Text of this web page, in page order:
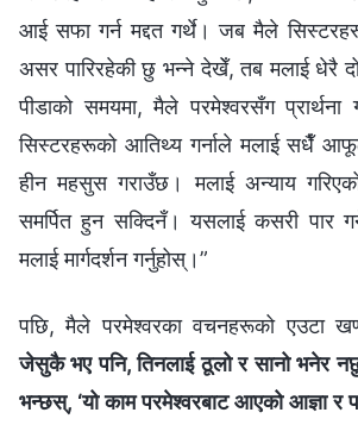
आई सफा गर्न मद्दत गर्थे। जब मैले
असर पारिरहेकी छु भन्ने देखेँ, तब मलाई धेरै
पीडाको समयमा, मैले परमेश्‍वरसँग
सिस्टरहरूको आतिथ्य गर्नाले मलाई सधैँ
हीन महसुस गराउँछ। मलाई अन्याय
समर्पित हुन सक्दिनँ। यसलाई कसरी पार
मलाई मार्गदर्शन गर्नुहोस्।”
पछि, मैले परमेश्‍वरका वचनहरूको एउटा
जेसुकै भए पनि, तिनलाई ठूलो र सानो भनेर
भन्छस्, ‘यो काम परमेश्‍वरबाट आएको आज्ञा र